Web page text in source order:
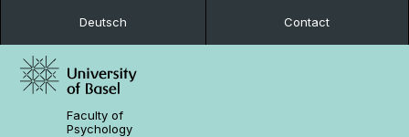
Deutsch Contact
Faculty of
Psychology